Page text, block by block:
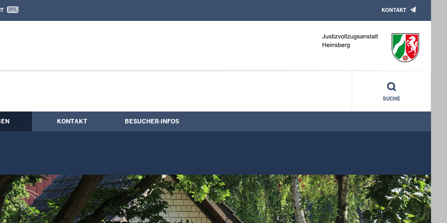
Kontaktformular
KONTAKT
SUCHE
KONTAKT BESUCHER-INFOS